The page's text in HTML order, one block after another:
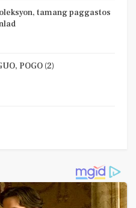
tamang paggastos
POGO (2)